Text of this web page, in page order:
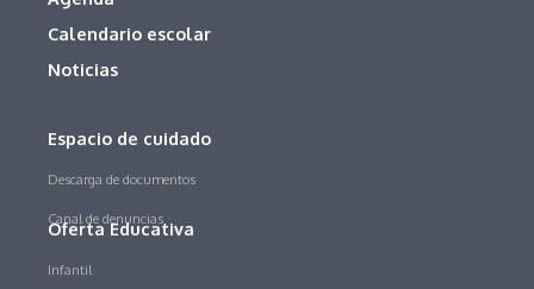
Calendario escolar
Noticias
Espacio de cuidado
Descarga de documentos
Canal de denuncias
Oferta Educativa
Infantil